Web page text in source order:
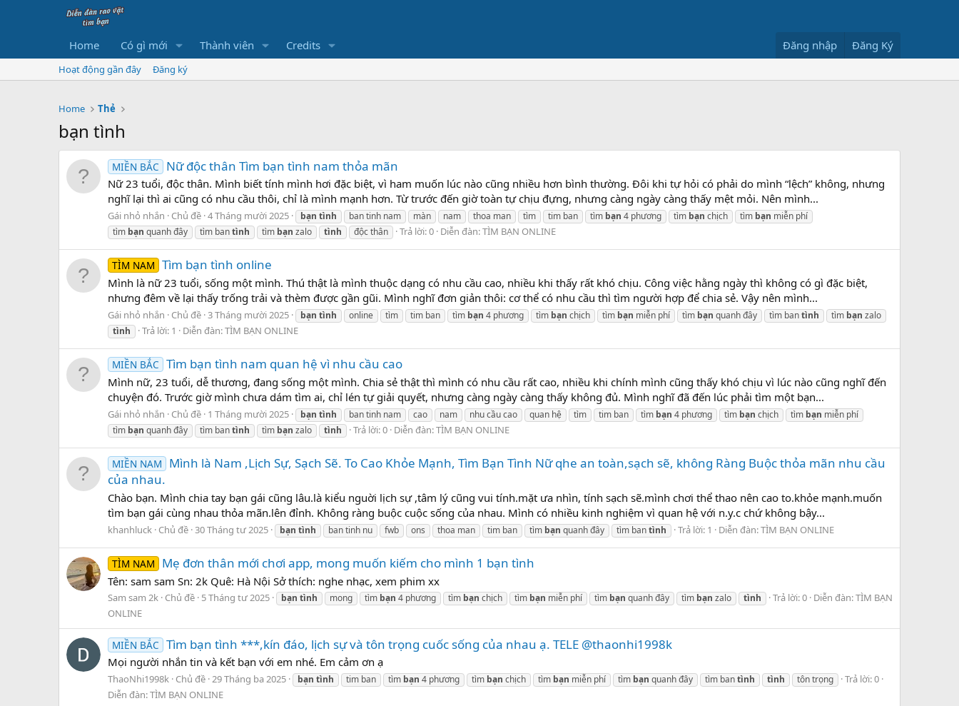
Home Có gì mới Thành viên Credits Đăng nhập Đăng Ký
Hoạt động gần đây Đăng ký
Home Thẻ
bạn tình
MIỀN BẮC Nữ độc thân Tìm bạn tình nam thỏa mãn
Nữ 23 tuổi, độc thân. Mình biết tính mình hơi đặc biệt, vì ham muốn lúc nào cũng nhiều hơn bình thường. Đôi khi tự hỏi có phải do mình “lệch” không, nhưng
nghĩ lại thì ai cũng có nhu cầu thôi, chỉ là mình mạnh hơn. Từ trước đến giờ toàn tự chịu đựng, nhưng càng ngày càng thấy mệt mỏi. Nên mình...
Gái nhỏ nhắn Chủ đề 4 Tháng mười 2025 bạn tình ban tinh nam màn nam thoa man tìm tim ban tìm bạn 4 phương tìm bạn chịch tìm bạn miễn phí
tìm bạn quanh đây tìm bantình tìm bạn zalo tình độc thân Trả lời: 0 Diễn đàn:TÌM BẠN ONLINE
TÌM NAM Tìm bạn tình online
Mình là nữ 23 tuổi, sống một mình. Thú thật là mình thuộc dạng có nhu cầu cao, nhiều khi thấy rất khó chịu. Công việc hằng ngày thì không có gì đặc biệt,
nhưng đêm về lại thấy trống trải và thèm được gần gũi. Mình nghĩ đơn giản thôi: cơ thể có nhu cầu thì tìm người hợp để chia sẻ. Vậy nên mình...
Gái nhỏ nhắn Chủ đề 3 Tháng mười 2025 bạn tình online tìm tim ban tìm bạn 4 phương tìm bạn chịch tìm bạn miễn phí tìm bạn quanh đây tìm bantình tìm bạn zalo
tình
Trả lời: 1 Diễn đàn:TÌM BẠN ONLINE
MIỀN BẮC Tìm bạn tình nam quan hệ vì nhu cầu cao
Mình nữ, 23 tuổi, dễ thương, đang sống một mình. Chia sẻ thật thì mình có nhu cầu rất cao, nhiều khi chính mình cũng thấy khó chịu vì lúc nào cũng nghĩ đến
chuyện đó. Trước giờ mình chưa dám tìm ai, chỉ lén tự giải quyết, nhưng càng ngày càng thấy không đủ. Mình nghĩ đã đến lúc phải tìm một bạn...
Gái nhỏ nhắn Chủ đề 1 Tháng mười 2025 bạn tình ban tinh nam cao nam nhu cầu cao quan hệ tìm tim ban tìm bạn 4 phương tìm bạn chịch tìm bạn miễn phí
tìm bạn quanh đây tìm bantình tìm bạn zalo tình Trả lời: 0 Diễn đàn:TÌM BẠN ONLINE
MIỀN NAM
Mình là Nam ,Lịch Sự, Sạch Sẽ. To Cao Khỏe Mạnh, Tìm Bạn Tình Nữ qhe an toàn,sạch sẽ, không Ràng Buộc thỏa mãn nhu cầu
của nhau.
Chào bạn. Mình chia tay bạn gái cũng lâu.là kiểu nguời lịch sự ,tâm lý cũng vui tính.mặt ưa nhìn, tính sạch sẽ.mình chơi thể thao nên cao to.khỏe mạnh.muốn
tìm bạn gái cùng nhau thỏa mãn.lên đỉnh. Không ràng buộc cuộc sống của nhau. Mình có nhiều kinh nghiệm vì quan hệ với n.y.c chứ không bậy...
khanhluck Chủ đề 30 Tháng tư 2025 bạn tình ban tinh nu fwb ons thoa man tim ban tìm bạn quanh đây tìm bantình Trả lời: 1 Diễn đàn:TÌM BẠN ONLINE
TÌM NAM Mẹ đơn thân mới chơi app, mong muốn kiếm cho mình 1 bạn tình
Tên: sam sam Sn: 2k Quê: Hà Nội Sở thích: nghe nhạc, xem phim xx
Sam sam 2k Chủ đề 5 Tháng tư 2025 bạn tình mong tìm bạn 4 phương tìm bạn chịch tìm bạn miễn phí tìm bạn quanh đây tìm bạn zalo tình Trả lời: 0 Diễn đàn:TÌM BẠN
ONLINE
MIỀN BẮC Tìm bạn tình ***,kín đáo, lịch sự và tôn trọng cuốc sống của nhau ạ. TELE @thaonhi1998k
Mọi người nhắn tin và kết bạn với em nhé. Em cảm ơn ạ
ThaoNhi1998k Chủ đề 29 Tháng ba 2025 bạn tình tim ban tìm bạn 4 phương tìm bạn chịch tìm bạn miễn phí tìm bạn quanh đây tìm bantình tình tôn trọng
Trả lời: 0
Diễn đàn:TÌM BẠN ONLINE